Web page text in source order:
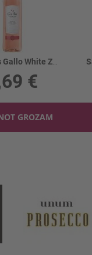
Rozā vīns Gallo White Zinfandel 8.5%
€
GROZAM